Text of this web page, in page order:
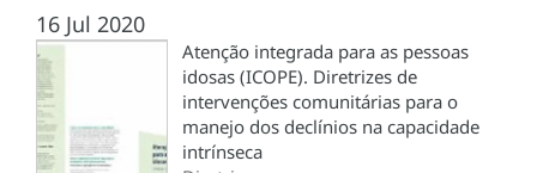
16 Jul 2020
Atenção integrada para as pessoas
idosas (ICOPE). Diretrizes de
intervenções comunitárias para o
manejo dos declínios na capacidade
intrínseca